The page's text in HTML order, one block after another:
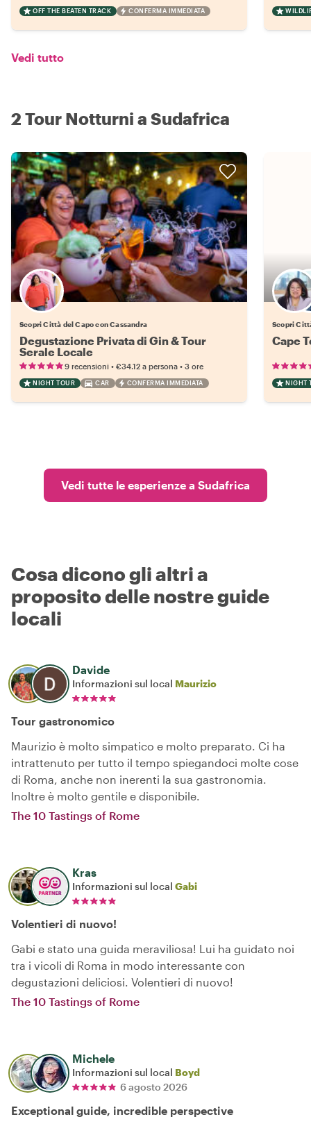
OFF THE BEATEN TRACK CONFERMA IMMEDIATA
Vedi tutto
2 Tour Notturni a Sudafrica
Scopri Città del Capo con Cassandra
Degustazione Privata di Gin & Tour
Serale Locale
9 recensioni • €34.12 a persona • 3 ore
NIGHT TOUR CAR CONFERMA IMMEDIATA
Scopri
Cape
NIGHT
Vedi tutte le esperienze a Sudafrica
Cosa dicono gli altri a
proposito delle nostre guide
locali
Davide
Informazioni sul local Maurizio
Tour gastronomico
Maurizio è molto simpatico e molto preparato. Ci ha
intrattenuto per tutto il tempo spiegandoci molte cose
di Roma, anche non inerenti la sua gastronomia.
Inoltre è molto gentile e disponibile.
The 10 Tastings of Rome
Kras
Informazioni sul local Gabi
Volentieri di nuovo!
Gabi e stato una guida meraviliosa! Lui ha guidato noi
tra i vicoli di Roma in modo interessante con
degustazioni deliciosi. Volentieri di nuovo!
The 10 Tastings of Rome
Michele
Informazioni sul local Boyd
6 agosto 2026
Exceptional guide, incredible perspective